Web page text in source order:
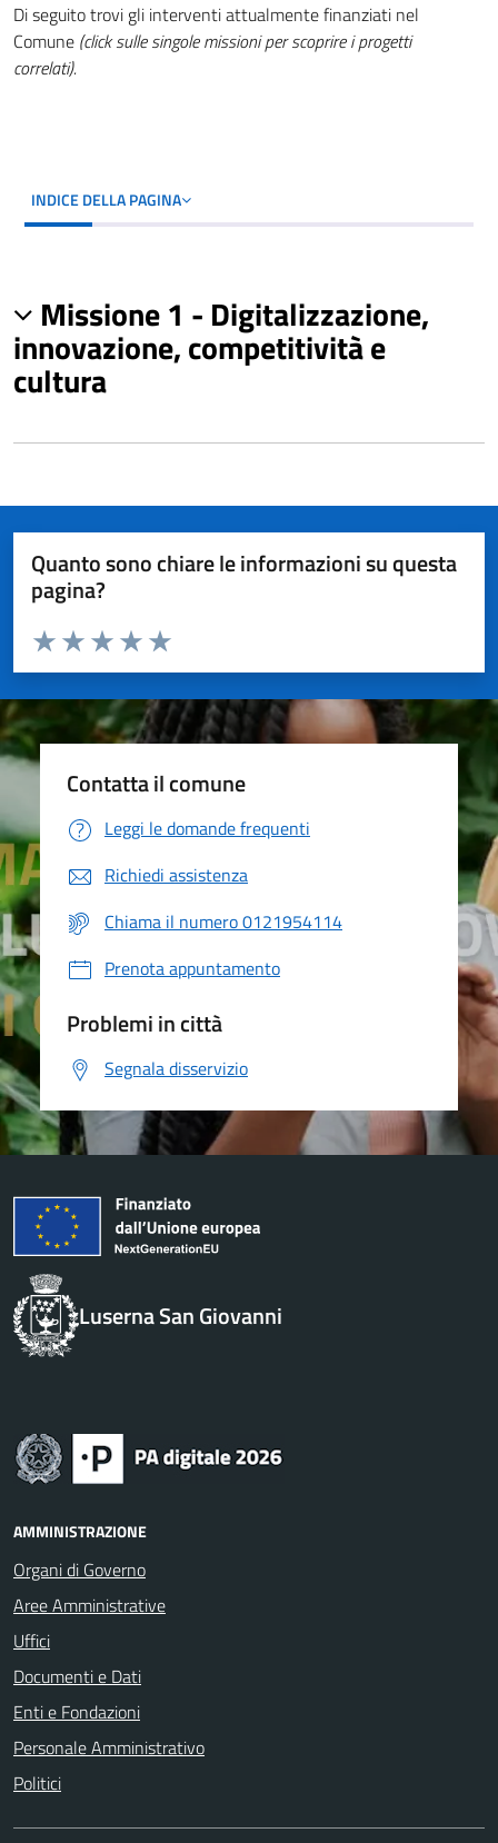
Di seguito trovi gli interventi attualmente finanziati nel
Comune (click sulle singole missioni per scoprire i progetti
correlati).
INDICE DELLA PAGINA
Missione 1 - Digitalizzazione,
innovazione, competitività e
cultura
Quanto sono chiare le informazioni su questa
pagina?
Valuta da 1 a 5 stelle la pagina
Valuta 5 stelle su 5
Valuta 4 stelle su 5
Valuta 3 stelle su 5
Valuta 2 stelle su 5
Valuta 1 stelle su 5
Contatta il comune
Leggi le domande frequenti
Richiedi assistenza
Chiama il numero 0121954114
Prenota appuntamento
Problemi in città
Segnala disservizio
Luserna San Giovanni
AMMINISTRAZIONE
Organi di Governo
Aree Amministrative
Uffici
Documenti e Dati
Enti e Fondazioni
Personale Amministrativo
Politici